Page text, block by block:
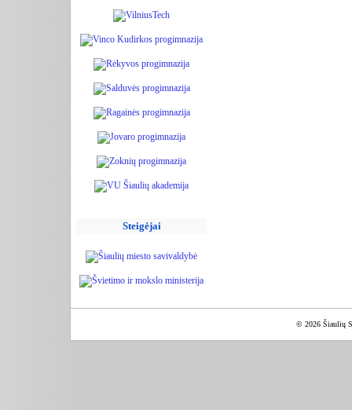
Steigėjai
© 2026 Šiaulių